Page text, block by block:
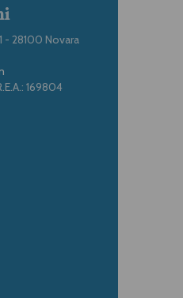
- 28100 Novara
169804